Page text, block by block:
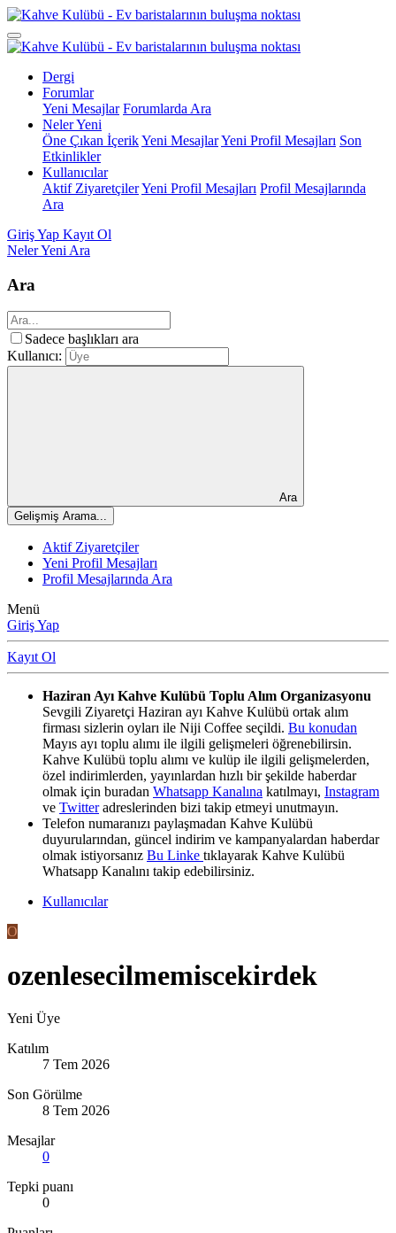
Dergi
Forumlar
Yeni Mesajlar Forumlarda Ara
Neler Yeni
Öne Çıkan İçerikYeni MesajlarYeni Profil Mesajları Son
Etkinlikler
Kullanıcılar
Aktif ZiyaretçilerYeni Profil Mesajları Profil Mesajlarında
Ara
Giriş Yap Kayıt Ol
Neler Yeni Ara
Ara
Sadece başlıkları ara
Kullanıcı:
Ara
Gelişmiş Arama...
Aktif Ziyaretçiler
Yeni Profil Mesajları
Profil Mesajlarında Ara
Menü
Giriş Yap
Kayıt Ol
Haziran Ayı Kahve Kulübü Toplu Alım Organizasyonu
Sevgili Ziyaretçi Haziran ayı Kahve Kulübü ortak alım
firması sizlerin oyları ile Niji Coffee seçildi. Bu konudan
Mayıs ayı toplu alımı ile ilgili gelişmeleri öğrenebilirsin.
Kahve Kulübü toplu alımı ve kulüp ile ilgili gelişmelerden,
özel indirimlerden, yayınlardan hızlı bir şekilde haberdar
olmak için buradan Whatsapp Kanalına katılmayı, Instagram
ve Twitteradreslerinden bizi takip etmeyi unutmayın.
Telefon numaranızı paylaşmadan Kahve Kulübü
duyurularından, güncel indirim ve kampanyalardan haberdar
olmak istiyorsanız Bu Linke tıklayarak Kahve Kulübü
Whatsapp Kanalını takip edebilirsiniz.
Kullanıcılar
O
ozenlesecilmemiscekirdek
Yeni Üye
Katılım
7 Tem 2026
Son Görülme
8 Tem 2026
Mesajlar
0
Tepki puanı
0